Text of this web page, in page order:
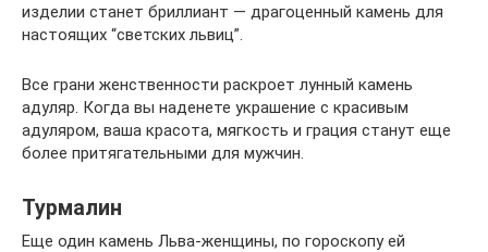
изделии станет бриллиант — драгоценный камень для
настоящих “светских львиц”.
Все грани женственности раскроет лунный камень
адуляр. Когда вы наденете украшение с красивым
адуляром, ваша красота, мягкость и грация станут еще
более притягательными для мужчин.
Турмалин
Еще один камень Льва-женщины, по гороскопу ей